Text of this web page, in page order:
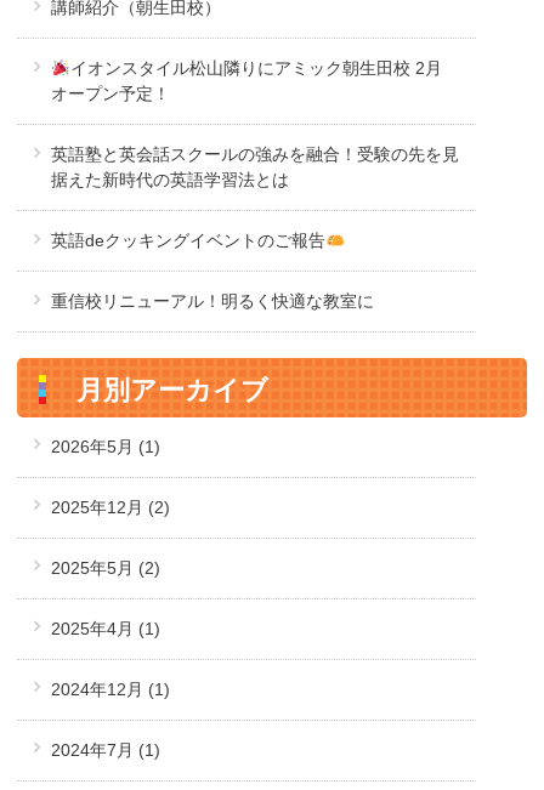
講師紹介（朝生田校）
イオンスタイル松山隣りにアミック朝生田校 2月
オープン予定！
英語塾と英会話スクールの強みを融合！受験の先を見
据えた新時代の英語学習法とは
英語deクッキングイベントのご報告
重信校リニューアル！明るく快適な教室に
月別アーカイブ
2026年5月 (1)
2025年12月 (2)
2025年5月 (2)
2025年4月 (1)
2024年12月 (1)
2024年7月 (1)